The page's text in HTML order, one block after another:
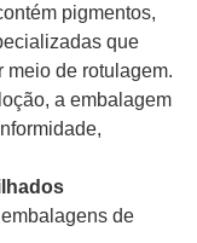
pigmentos,
que
meio de rotulagem.
a embalagem
de